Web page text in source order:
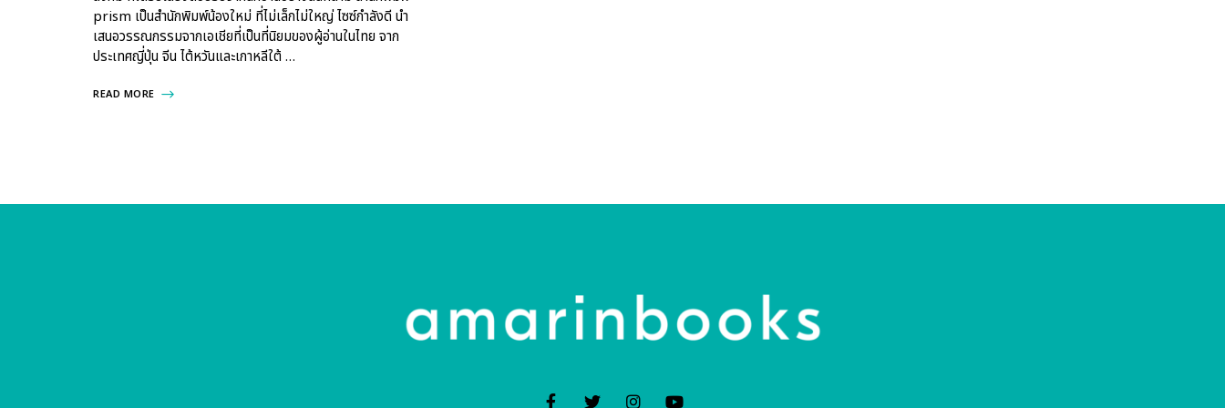
prism เป็นสำนักพิมพ์น้องใหม่ ที่ไม่เล็กไม่ใหญ่ ไซซ์กำลังดี นำ
เสนอวรรณกรรมจากเอเชียที่เป็นที่นิยมของผู้อ่านในไทย จาก
ประเทศญี่ปุ่น จีน ไต้หวันและเกาหลีใต้ …
READ MORE